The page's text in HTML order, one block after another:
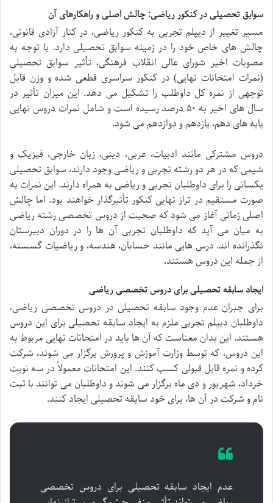
سوابق تحصیلی در کنکور ریاضی: چالش اصلی و راهکارهای آن
مسیر تغییر از دیپلم تجربی به کنکور ریاضی، در کنار آزادی قانونی،
چالش های خاص خود را در زمینه سوابق تحصیلی دارد. با توجه به
مصوبات اخیر شورای عالی انقلاب فرهنگی، تأثیر سوابق تحصیلی
(نمرات امتحانات نهایی) در کنکور سراسری قطعی شده و وزن قابل
توجهی از نمره کل داوطلب را تشکیل می دهد. این میزان تأثیر در
سال های اخیر به ۵۰ درصد رسیده است و شامل نمرات دروس نهایی
پایه های دهم، یازدهم و دوازدهم می شود.
دروس مشترکی مانند ادبیات، عربی، دینی، زبان خارجی، فیزیک و
شیمی که در هر دو رشته تجربی و ریاضی وجود دارند، سوابق تحصیلی
یکسانی را برای داوطلبان تجربی و ریاضی به همراه دارند. این نمرات به
صورت مستقیم در تراز نهایی کنکور تأثیرگذار خواهند بود. اما چالش
اصلی زمانی آغاز می شود که صحبت از دروس تخصصی رشته ریاضی
به میان می آید که داوطلبان تجربی آن ها را در دوران دبیرستان
نگذرانده اند. درس هایی مانند حسابان، هندسه، و ریاضیات گسسته،
از جمله این دروس هستند.
ایجاد سابقه تحصیلی برای دروس تخصصی ریاضی
برای جبران عدم وجود سابقه تحصیلی در دروس تخصصی ریاضی،
داوطلبان دیپلم تجربی ملزم به ایجاد سابقه تحصیلی برای این دروس
هستند. این بدان معناست که آن ها باید در امتحانات نهایی مربوط به
این دروس، که توسط وزارت آموزش و پرورش برگزار می شوند، شرکت
کرده و نمره قابل قبولی کسب کنند. این امتحانات معمولاً در سه نوبت
خرداد، شهریور و دی ماه برگزار می شوند و داوطلبان می توانند با ثبت
نام و شرکت در آن ها، برای خود سابقه تحصیلی ایجاد کنند.
عدم ایجاد سابقه تحصیلی برای دروس تخصصی